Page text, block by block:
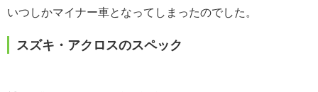
いつしかマイナー車となってしまったのでした。
スズキ・アクロスのスペック